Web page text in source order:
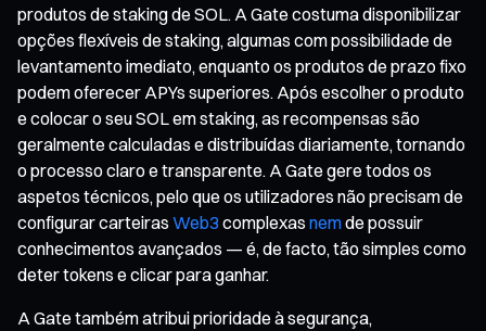
produtos de staking de SOL. A Gate costuma disponibilizar
opções flexíveis de staking, algumas com possibilidade de
levantamento imediato, enquanto os produtos de prazo fixo
podem oferecer APYs superiores. Após escolher o produto
e colocar o seu SOL em staking, as recompensas são
geralmente calculadas e distribuídas diariamente, tornando
o processo claro e transparente. A Gate gere todos os
aspetos técnicos, pelo que os utilizadores não precisam de
configurar carteiras Web3 complexas nemde possuir
conhecimentos avançados — é, de facto, tão simples como
deter tokens e clicar para ganhar.
A Gate também atribui prioridade à segurança,